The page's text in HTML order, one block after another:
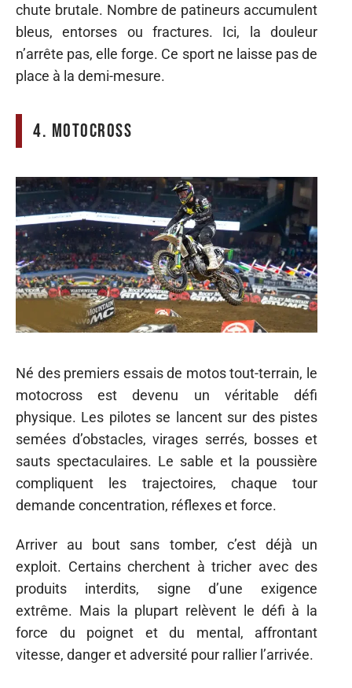
chute brutale. Nombre de patineurs accumulent
bleus, entorses ou fractures. Ici, la douleur
n’arrête pas, elle forge. Ce sport ne laisse pas de
place à la demi-mesure.
4. Motocross
Né des premiers essais de motos tout-terrain, le
motocross est devenu un véritable défi
physique. Les pilotes se lancent sur des pistes
semées d’obstacles, virages serrés, bosses et
sauts spectaculaires. Le sable et la poussière
compliquent les trajectoires, chaque tour
demande concentration, réflexes et force.
Arriver au bout sans tomber, c’est déjà un
exploit. Certains cherchent à tricher avec des
produits interdits, signe d’une exigence
extrême. Mais la plupart relèvent le défi à la
force du poignet et du mental, affrontant
vitesse, danger et adversité pour rallier l’arrivée.